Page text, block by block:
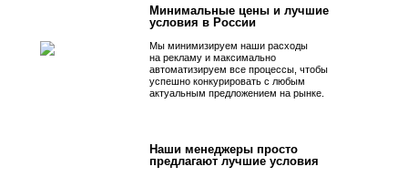
Минимальные цены и лучшие
условия в России
Мы минимизируем наши расходы
на рекламу и максимально
автоматизируем все процессы, чтобы
успешно конкурировать с любым
актуальным предложением на рынке.
Наши менеджеры просто
предлагают лучшие условия